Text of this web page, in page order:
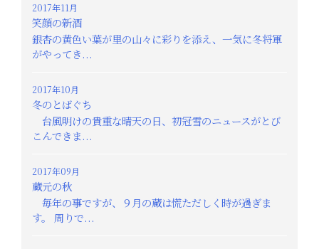
2017年11月
笑顔の新酒
銀杏の黄色い葉が里の山々に彩りを添え、一気に冬将軍
がやってき...
2017年10月
冬のとばぐち
台風明けの貴重な晴天の日、初冠雪のニュースがとび
こんできま...
2017年09月
蔵元の秋
毎年の事ですが、９月の蔵は慌ただしく時が過ぎま
す。 周りで...